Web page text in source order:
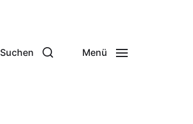
Suchen Menü